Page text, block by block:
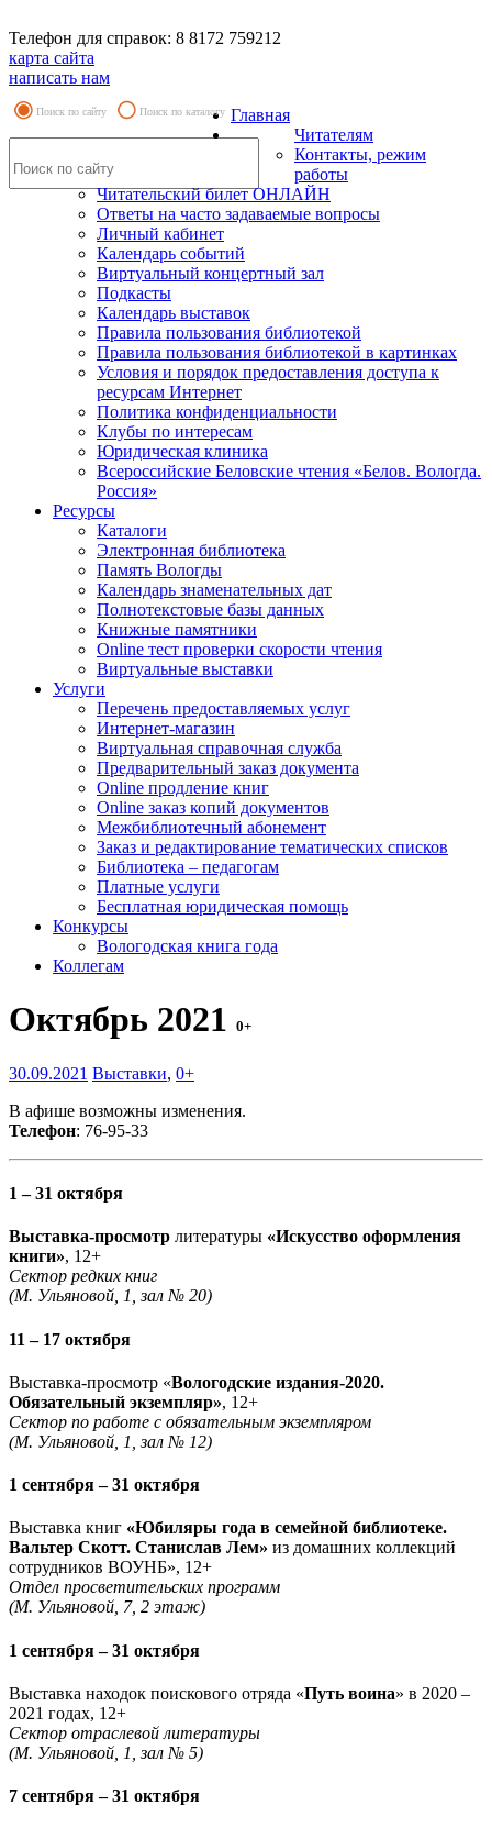
Телефон для справок: 8 8172 759212
карта сайта
написать нам
Поиск по сайту Поиск по каталогу Главная
Читателям
Контакты, режим
работы
Читательский билет ОНЛАЙН
Ответы на часто задаваемые вопросы
Личный кабинет
Календарь событий
Виртуальный концертный зал
Подкасты
Календарь выставок
Правила пользования библиотекой
Правила пользования библиотекой в картинках
Условия и порядок предоставления доступа к
ресурсам Интернет
Политика конфиденциальности
Клубы по интересам
Юридическая клиника
Всероссийские Беловские чтения «Белов. Вологда.
Россия»
Ресурсы
Каталоги
Электронная библиотека
Память Вологды
Календарь знаменательных дат
Полнотекстовые базы данных
Книжные памятники
Online тест проверки скорости чтения
Виртуальные выставки
Услуги
Перечень предоставляемых услуг
Интернет-магазин
Виртуальная справочная служба
Предварительный заказ документа
Online продление книг
Online заказ копий документов
Межбиблиотечный абонемент
Заказ и редактирование тематических списков
Библиотека – педагогам
Платные услуги
Бесплатная юридическая помощь
Конкурсы
Вологодская книга года
Коллегам
Октябрь 2021 0+
30.09.2021 Выставки, 0+
В афише возможны изменения.
Телефон: 76-95-33
1 – 31 октября
Выставка-просмотр литературы «Искусство оформления
книги», 12+
Сектор редких книг
(М. Ульяновой, 1, зал № 20)
11 – 17 октября
Выставка-просмотр «Вологодские издания-2020.
Обязательный экземпляр», 12+
Сектор по работе с обязательным экземпляром
(М. Ульяновой, 1, зал № 12)
1 сентября – 31 октября
Выставка книг «Юбиляры года в семейной библиотеке.
Вальтер Скотт. Станислав Лем» из домашних коллекций
сотрудников ВОУНБ», 12+
Отдел просветительских программ
(М. Ульяновой, 7, 2 этаж)
1 сентября – 31 октября
Выставка находок поискового отряда «Путь воина» в 2020 –
2021 годах, 12+
Сектор отраслевой литературы
(М. Ульяновой, 1, зал № 5)
7 сентября – 31 октября